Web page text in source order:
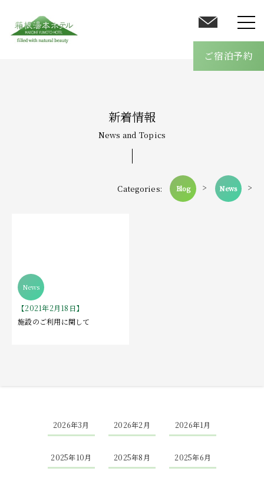
お問い合わせ
客室
ご宿泊予約
新着情報
News and Topics
Categories: Blog > News >
【2021年2月18日】
施設のご利用に関して
2026年3月 2026年2月 2026年1月
2025年10月 2025年8月 2025年6月